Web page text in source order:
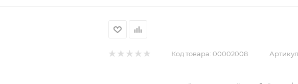
Код товара: 00002008